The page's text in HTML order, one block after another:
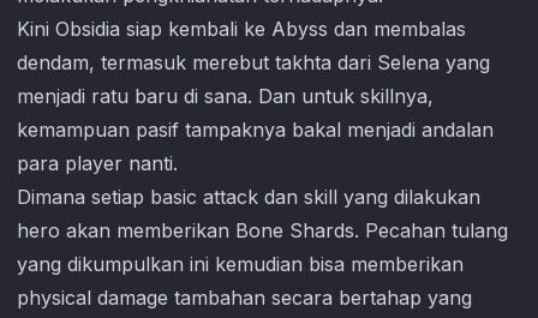
Kini Obsidia siap kembali ke Abyss dan membalas
dendam, termasuk merebut takhta dari Selena yang
menjadi ratu baru di sana. Dan untuk skillnya,
kemampuan pasif tampaknya bakal menjadi andalan
para player nanti.
Dimana setiap basic attack dan skill yang dilakukan
hero akan memberikan Bone Shards. Pecahan tulang
yang dikumpulkan ini kemudian bisa memberikan
physical damage tambahan secara bertahap yang